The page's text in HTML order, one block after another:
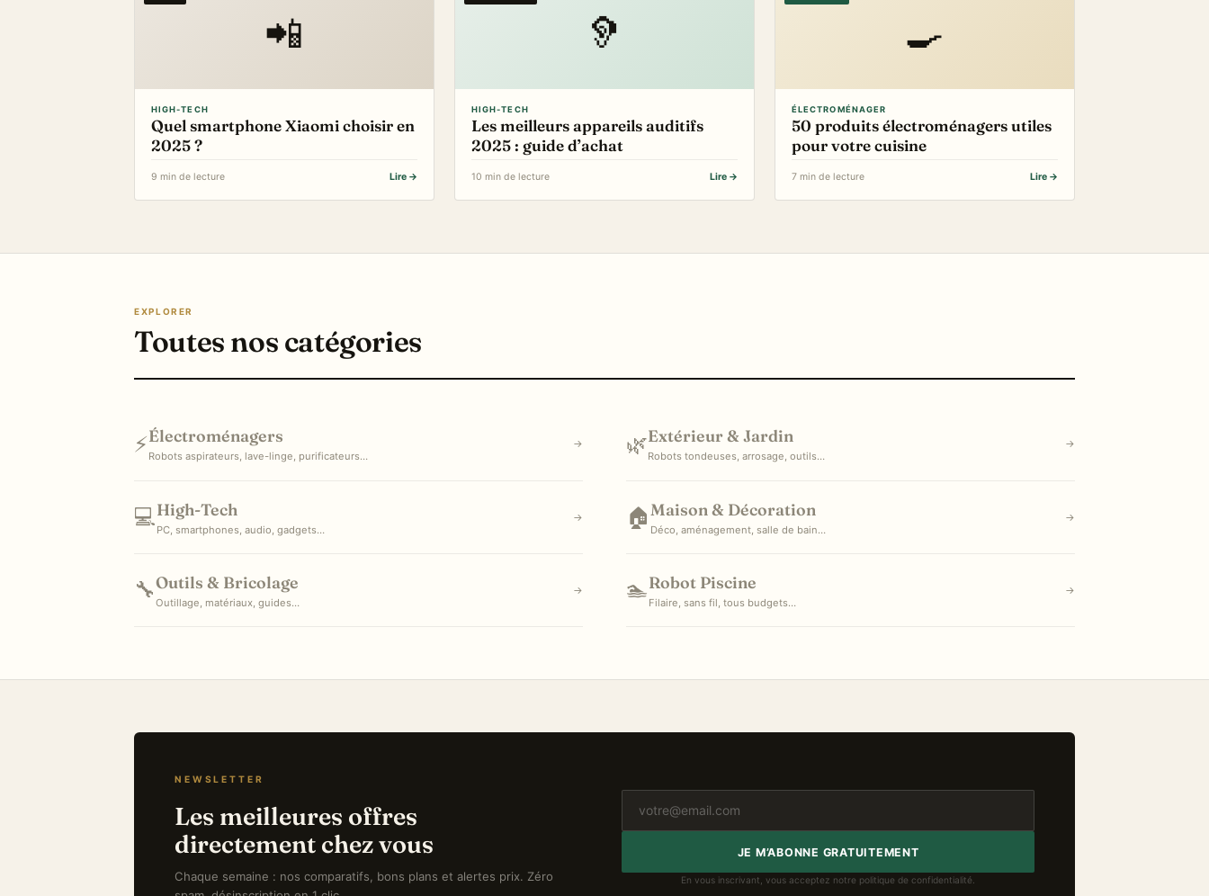
📲
HIGH-TECH
Quel smartphone Xiaomi choisir en
2025 ?
9 min de lecture Lire →
🦻
HIGH-TECH
Les meilleurs appareils auditifs
2025 : guide d’achat
10 min de lecture Lire →
🍳
ÉLECTROMÉNAGER
50 produits électroménagers utiles
pour votre cuisine
7 min de lecture Lire →
EXPLORER
Toutes nos catégories
⚡Électroménagers
Robots aspirateurs, lave-linge, purificateurs…
→ 🌿Extérieur & Jardin
Robots tondeuses, arrosage, outils…
→
💻High-Tech
PC, smartphones, audio, gadgets…
→ 🏠Maison & Décoration
Déco, aménagement, salle de bain…
→
🔧Outils & Bricolage
Outillage, matériaux, guides…
→ 🏊Robot Piscine
Filaire, sans fil, tous budgets…
→
NEWSLETTER
Les meilleures offres
directement chez vous
Chaque semaine : nos comparatifs, bons plans et alertes prix. Zéro
JE M’ABONNE GRATUITEMENT
En vous inscrivant, vous acceptez notre politique de confidentialité.